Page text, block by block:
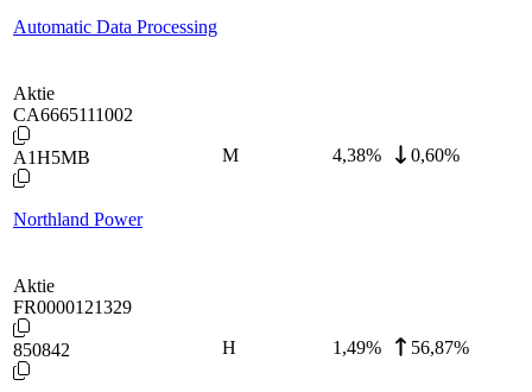
Automatic Data Processing
Aktie
CA6665111002
A1H5MB
Northland Power
M 4,38% 0,60%
Aktie
FR0000121329
850842 H 1,49% 56,87%